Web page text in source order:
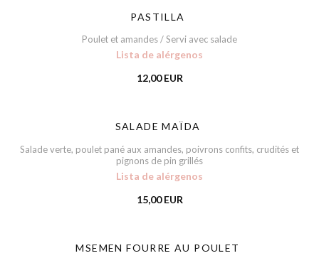
PASTILLA
Poulet et amandes / Servi avec salade
Lista de alérgenos
12,00 EUR
SALADE MAÏDA
Salade verte, poulet pané aux amandes, poivrons confits, crudités et
pignons de pin grillés
Lista de alérgenos
15,00 EUR
MSEMEN FOURRE AU POULET